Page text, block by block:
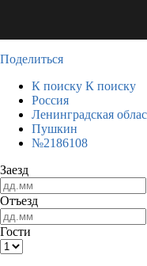
Поделиться
К поиску К поиску
Россия
Ленинградская
Пушкин
№2186108
Заезд
Отъезд
Гости